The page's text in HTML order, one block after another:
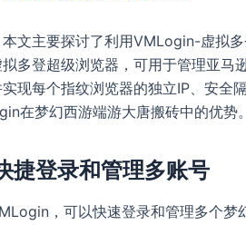
文主要探讨了利用VMLogin-虚拟
多登超级浏览器，可用于管理亚
现每个指纹浏览器的独立IP、安全
在梦幻西游端游大唐搬砖中的优势。
捷登录和管理多账号
，可以快速登录和管理多个梦